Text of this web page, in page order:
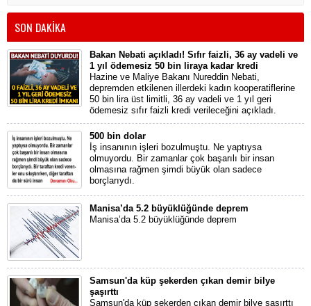
SON DAKİKA
Bakan Nebati açıkladı! Sıfır faizli, 36 ay vadeli ve
1 yıl ödemesiz 50 bin liraya kadar kredi
Hazine ve Maliye Bakanı Nureddin Nebati,
depremden etkilenen illerdeki kadın kooperatiflerine
50 bin lira üst limitli, 36 ay vadeli ve 1 yıl geri
ödemesiz sıfır faizli kredi verileceğini açıkladı.
500 bin dolar
İş insanının işleri bozulmuştu. Ne yaptıysa
olmuyordu. Bir zamanlar çok başarılı bir insan
olmasına rağmen şimdi büyük olan sadece
borçlarıydı.
Manisa’da 5.2 büyüklüğünde deprem
Manisa’da 5.2 büyüklüğünde deprem
Samsun'da küp şekerden çıkan demir bilye
şaşırttı
Samsun'da küp şekerden çıkan demir bilye şaşırttı